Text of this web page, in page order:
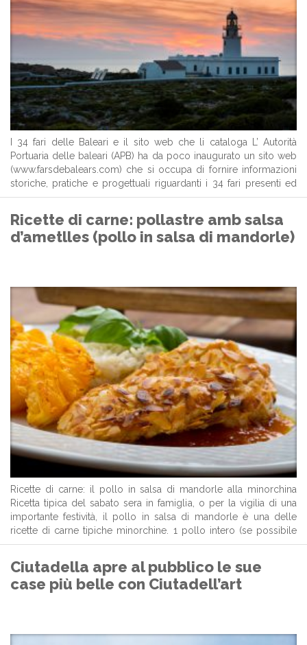
I 34 fari delle Baleari e il sito web che li cataloga L’ Autorità
Portuaria delle baleari (APB) ha da poco inaugurato un sito web
(www.farsdebalears.com) che si occupa di fornire informazioni
storiche, pratiche e progettuali riguardanti i 34 fari presenti ed
attivi nelle Baleari (di cui sette solo a ...
Ricette di carne: pollastre amb salsa
d’ametlles (pollo in salsa di mandorle)
Ricette di carne: il pollo in salsa di mandorle alla minorchina
Ricetta tipica del sabato sera in famiglia, o per la vigilia di una
importante festività, il pollo in salsa di mandorle è una delle
ricette di carne tipiche minorchine. 1 pollo intero (se possibile
tagliato in otto pezzi) 100 ...
Ciutadella apre al pubblico le sue
case più belle con Ciutadell’art